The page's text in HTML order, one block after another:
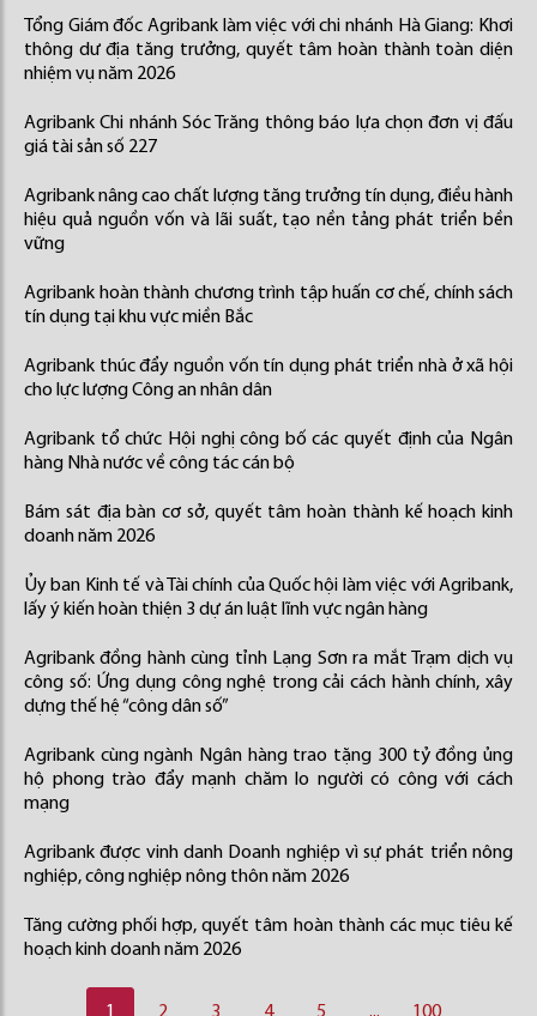
Tổng Giám đốc Agribank làm việc với chi nhánh Hà Giang: Khơi
thông dư địa tăng trưởng, quyết tâm hoàn thành toàn diện
nhiệm vụ năm 2026
Agribank Chi nhánh Sóc Trăng thông báo lựa chọn đơn vị đấu
giá tài sản số 227
Agribank nâng cao chất lượng tăng trưởng tín dụng, điều hành
hiệu quả nguồn vốn và lãi suất, tạo nền tảng phát triển bền
vững
Agribank hoàn thành chương trình tập huấn cơ chế, chính sách
tín dụng tại khu vực miền Bắc
Agribank thúc đẩy nguồn vốn tín dụng phát triển nhà ở xã hội
cho lực lượng Công an nhân dân
Agribank tổ chức Hội nghị công bố các quyết định của Ngân
hàng Nhà nước về công tác cán bộ
Bám sát địa bàn cơ sở, quyết tâm hoàn thành kế hoạch kinh
doanh năm 2026
Ủy ban Kinh tế và Tài chính của Quốc hội làm việc với Agribank,
lấy ý kiến hoàn thiện 3 dự án luật lĩnh vực ngân hàng
Agribank đồng hành cùng tỉnh Lạng Sơn ra mắt Trạm dịch vụ
công số: Ứng dụng công nghệ trong cải cách hành chính, xây
dựng thế hệ “công dân số”
Agribank cùng ngành Ngân hàng trao tặng 300 tỷ đồng ủng
hộ phong trào đẩy mạnh chăm lo người có công với cách
mạng
Agribank được vinh danh Doanh nghiệp vì sự phát triển nông
nghiệp, công nghiệp nông thôn năm 2026
Tăng cường phối hợp, quyết tâm hoàn thành các mục tiêu kế
hoạch kinh doanh năm 2026